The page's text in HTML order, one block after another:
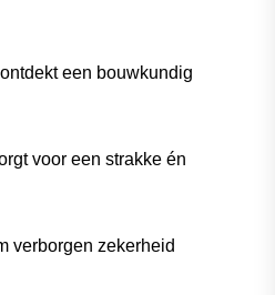
een bouwkundig
voor een strakke én
verborgen zekerheid